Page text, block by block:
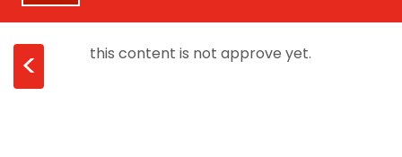
< this content is not approve yet.